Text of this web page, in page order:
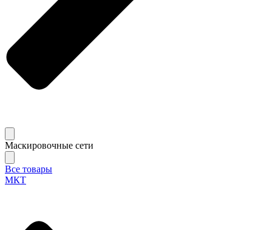
Маскировочные сети
Все товары
МКТ